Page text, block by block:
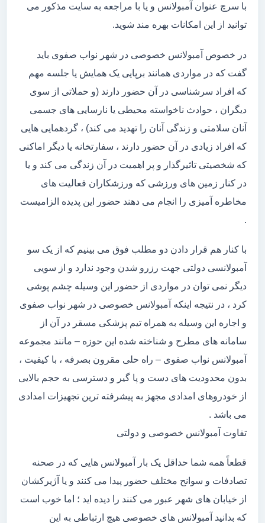
با سرچ عنوان آمبولانس و یا با مراجعه به سایت مذکور می
توانید از این امکانات بهره مند شوید.
در خصوص آمبولانس خصوصی در شهر نواب صفوی باید
گفت که در مواردی همانند برپایی یک همایش یا جلسه مهم
که افراد سرشناسی در آن حضور دارند (و حملاتی از سوی
دیگران ، حوادث ناخواسته محیطی یا نارسایی های جسمی
آنان سلامتی و زندگی آنان را تهدید می کند) ، گردهمایی هایی
که افراد زیادی در آن حضور دارند ، سفارتخانه یا دیگر اماکنی
که شخصیتی تاثیرگذار و پر اهمیت در آن زندگی می کند و یا
در کنار زمین های ورزشی که ورزشکاران فعالیت های
مخاطره آمیزی را انجام می دهند حضور این پدیده الزامیست
.
با کنار هم قرار دادن دو مطلب فوق می بینیم که از یک سو
آمبولانسی دولتی جهت رزرو شدن وجود ندارد و از سویی
دیگر نمی توان در مواردی از حضور این وسیله چشم پوشی
کرد ، در نتیجه اینکه آمبولانس خصوصی در شهر نواب صفوی
و اجاره این وسیله به همراه تیم پزشکی مسقر در آن از
سامانه های مطرح و شناخته شده این حوزه – مانند مجموعه
آمبولانس نواب صفوی – راه حلی مقرون بصرفه ، با کیفیت ،
بدون محدودیت های دست و پا گیر و دسترسی به حجم بالایی
از خودروهای امدادی مجهز به پیشرفته ترین تجهیزات امدادی
می باشد .
تفاوت آمبولانس خصوصی و دولتی
قطعاً همه شما حداقل یک بار آمبولانس هایی که در صحنه
تصادفات و سوانح مختلف حضور پیدا می کنند و یا آژیرکشان
از خیابان های شهر عبور می کنند را دیده اید ؛ اما خوب است
که بدانید آمبولانس های خصوصی هیچ ارتباطی به این